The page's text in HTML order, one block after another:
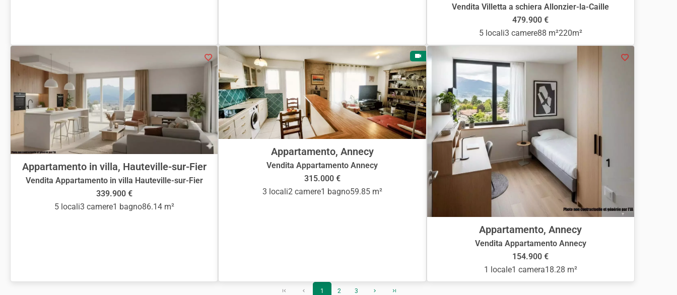
Vendita Villetta a schiera Allonzier-la-Caille
479.900 €
5 locali3 camere88 m²220m²
Appartamento in villa, Hauteville-sur-Fier
Vendita Appartamento in villa Hauteville-sur-Fier
339.900 €
5 locali3 camere1 bagno86.14 m²
Appartamento, Annecy
Vendita Appartamento Annecy
315.000 €
3 locali2 camere1 bagno59.85 m²
Appartamento, Annecy
Vendita Appartamento Annecy
154.900 €
1 locale1 camera18.28 m²
1 2 3